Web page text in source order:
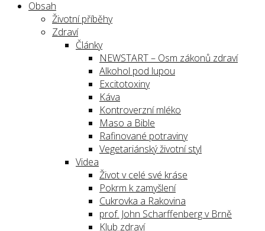
Obsah
Životní příběhy
Zdraví
Články
NEWSTART – Osm zákonů zdraví
Alkohol pod lupou
Excitotoxiny
Káva
Kontroverzní mléko
Maso a Bible
Rafinované potraviny
Vegetariánský životní styl
Videa
Život v celé své kráse
Pokrm k zamyšlení
Cukrovka a Rakovina
prof. John Scharffenberg v Brně
Klub zdraví